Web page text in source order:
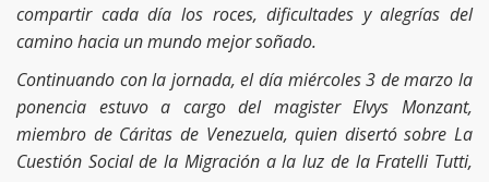
compartir cada día los roces, dificultades y alegrías del
camino hacia un mundo mejor soñado.
Continuando con la jornada, el día miércoles 3 de marzo la
ponencia estuvo a cargo del magister Elvys Monzant,
miembro de Cáritas de Venezuela, quien disertó sobre La
Cuestión Social de la Migración a la luz de la Fratelli Tutti,